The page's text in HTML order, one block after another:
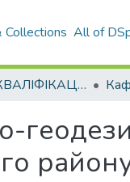
Collections All of
ВИПУСКНІ КВАЛІФІКАЦІЙНІ РОБОТИ